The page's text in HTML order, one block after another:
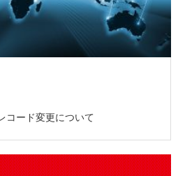
コード変更について